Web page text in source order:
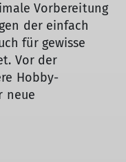
Vorbereitung
der einfach
für gewisse
Vor der
Hobby-
neue